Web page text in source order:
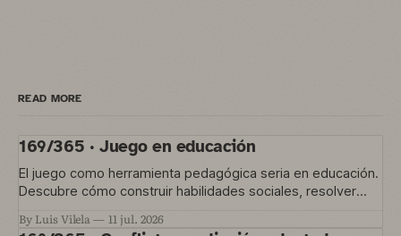
READ MORE
169/365 · Juego en educación
El juego como herramienta pedagógica seria en educación.
Descubre cómo construir habilidades sociales, resolver
By Luis Vilela 11 jul. 2026